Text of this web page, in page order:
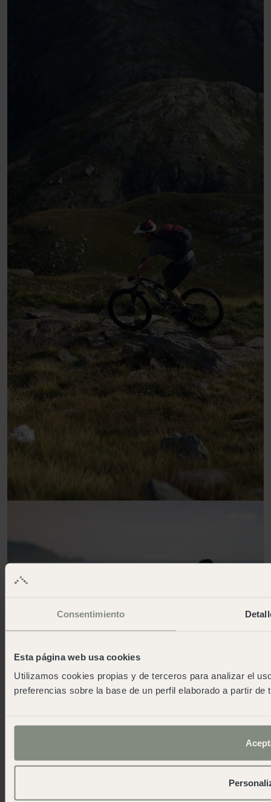
Consentimiento
Esta página web usa cookies
Utilizamos cookies propias y de terceros para analizar el
preferencias sobre la base de un perfil elaborado a partir
Unsere Erfahrungen sind viel mehr
als nur Stories